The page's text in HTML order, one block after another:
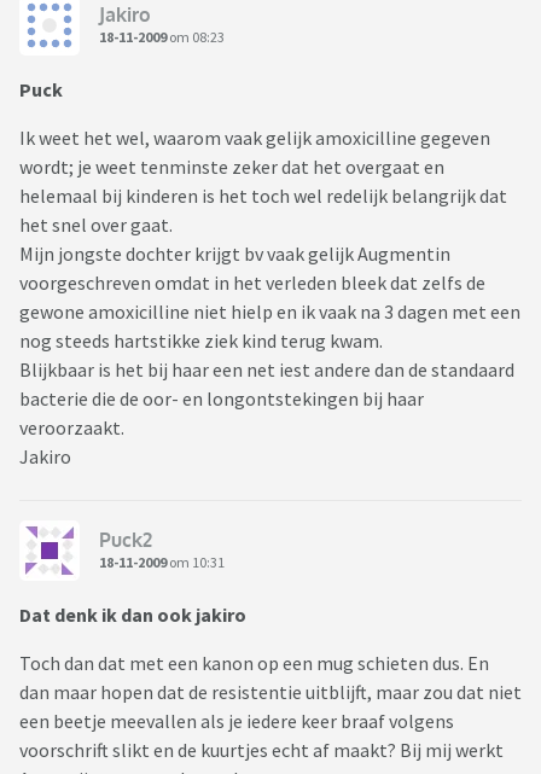
Jakiro
18-11-2009om 08:23
Puck
Ik weet het wel, waarom vaak gelijk amoxicilline gegeven
wordt; je weet tenminste zeker dat het overgaat en
helemaal bij kinderen is het toch wel redelijk belangrijk dat
het snel over gaat.
Mijn jongste dochter krijgt bv vaak gelijk Augmentin
voorgeschreven omdat in het verleden bleek dat zelfs de
gewone amoxicilline niet hielp en ik vaak na 3 dagen met een
nog steeds hartstikke ziek kind terug kwam.
Blijkbaar is het bij haar een net iest andere dan de standaard
bacterie die de oor- en longontstekingen bij haar
veroorzaakt.
Jakiro
Puck2
18-11-2009om 10:31
Dat denk ik dan ook jakiro
Toch dan dat met een kanon op een mug schieten dus. En
dan maar hopen dat de resistentie uitblijft, maar zou dat niet
een beetje meevallen als je iedere keer braaf volgens
voorschrift slikt en de kuurtjes echt af maakt? Bij mij werkt